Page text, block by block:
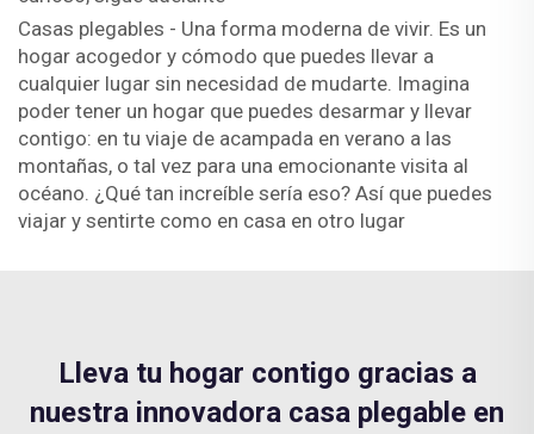
Casas plegables - Una forma moderna de vivir. Es un
hogar acogedor y cómodo que puedes llevar a
cualquier lugar sin necesidad de mudarte. Imagina
poder tener un hogar que puedes desarmar y llevar
contigo: en tu viaje de acampada en verano a las
montañas, o tal vez para una emocionante visita al
océano. ¿Qué tan increíble sería eso? Así que puedes
viajar y sentirte como en casa en otro lugar
Lleva tu hogar contigo gracias a
nuestra innovadora casa plegable en